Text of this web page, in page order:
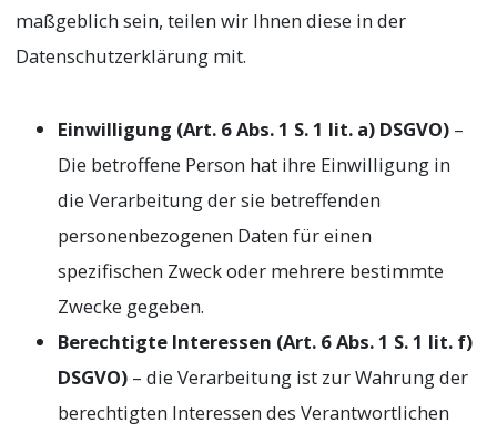
maßgeblich sein, teilen wir Ihnen diese in der
Datenschutzerklärung mit.
Einwilligung (Art. 6 Abs. 1 S. 1 lit. a) DSGVO) –
Die betroffene Person hat ihre Einwilligung in
die Verarbeitung der sie betreffenden
personenbezogenen Daten für einen
spezifischen Zweck oder mehrere bestimmte
Zwecke gegeben.
Berechtigte Interessen (Art. 6 Abs. 1 S. 1 lit. f)
DSGVO) – die Verarbeitung ist zur Wahrung der
berechtigten Interessen des Verantwortlichen